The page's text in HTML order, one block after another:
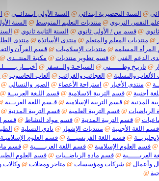
@ السنة التحضيرية ابتدائي @ السنة الأولى ابـتدائــي @
النفس التربوي @ منتديات التعليم المتوسط @ السنة
@قسم س / الأولى ثانوي @ السنة الثانية ثانوي @
@ منتديات المعلم والمتعلم @ منتدى الأساتذة @ منتدى
المسلمة @ منتديات الإسلاميات @ قسم القرآن
الدعم الفني @ قسم تطوير منتديات @ مكتبة المنتــدى @
@تاريـخ وطــــــني @ السياحـة والــسفر @ أخبـــار
الألعاب والتسلية @ العجائب والغرائب @ ألعاب الحاسوب @
@ منتدى الأخبار @ استراحة الأعضاء @ الصور والتسالي @
أجنبية @قسم التربية الاسلامية @قسم اللـغة العربيــة
المدنية @قسم التربية الإسلامية @قـسم اللغة العربــية
@ قسم التربية العلمية @ قسم التربية المدنية @
@قسم التربية المدنية @قسم مواد النشاط @قسم
قسم اللغة الأجنبية @ منتديات الإشهار @ نادي التسلية @
@ قسم اللغة الفرنسيـــة @ قسم العلوم الإسلاميـة
@ قسم العلوم الإسلامية @ قسم اللغة العربـــــية @ قسم
العربــــــية @ قسم مادة الرياضــيات @قسم العلوم
وأعمال @ شركات ومؤسسات @ متاجر ومحلات @
@